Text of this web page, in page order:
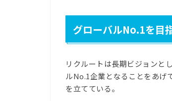
グローバルNo.1を目
リクルートは長期ビジョンと
ルNo.1企業となることをあげ
を立てている。